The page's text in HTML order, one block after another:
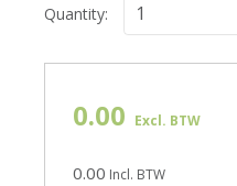
Quantity:
0.00 Excl. BTW
0.00 Incl. BTW